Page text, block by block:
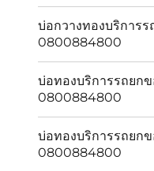
บ่อกวางทองบริการ
0800884800
บ่อทองบริการรถยก
0800884800
บ่อทองบริการรถยก
0800884800